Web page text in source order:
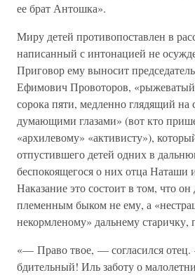
ее брат Антошка».
Миру детей противопоставлен в
написанный с интонацией не
Приговор ему выносит
Ефимович Провоторов, «рыжеватый
сорока пяти, медленно глядящий на
думающими глазами» (вот кто
«архилевому» «активисту»),
отпустившего детей одних в
беспокоящегося о них отца
Наказание это состоит в том, что он
племенным быком не ему, а
некормленому» дальнему
«— Право твое, — согласился
бдительный! Иль заботу о